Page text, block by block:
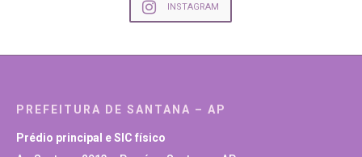
INSTAGRAM
PREFEITURA DE SANTANA – AP
Prédio principal e SIC físico